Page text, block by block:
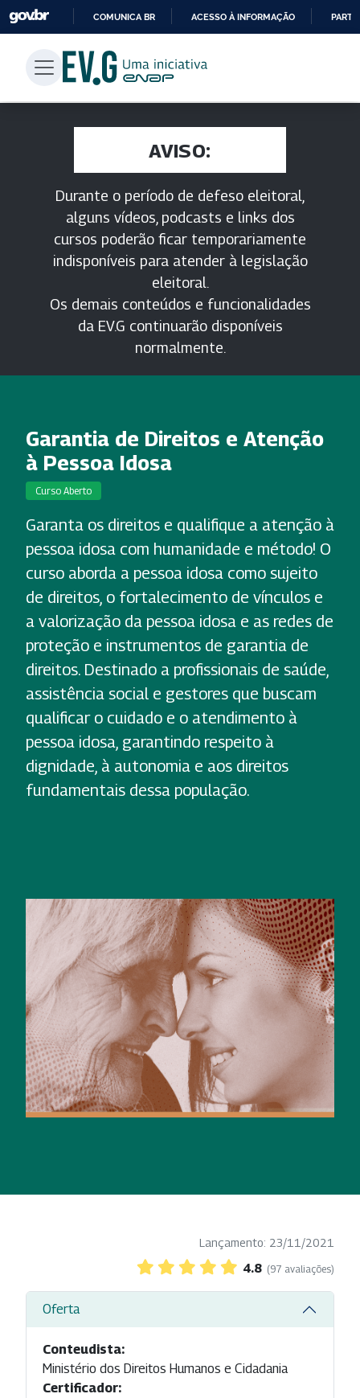
PARA
CONTEÚDO
COMUNICA BR ACESSO À INFORMAÇÃO
AVISO:
Durante o período de defeso eleitoral,
alguns vídeos, podcasts e links dos
cursos poderão ficar temporariamente
indisponíveis para atender à legislação
eleitoral.
Os demais conteúdos e funcionalidades
da EV.G continuarão disponíveis
normalmente.
Garantia de Direitos e Atenção
à Pessoa Idosa
Curso Aberto
Garanta os direitos e qualifique a atenção à
pessoa idosa com humanidade e método! O
curso aborda a pessoa idosa como sujeito
de direitos, o fortalecimento de vínculos e
a valorização da pessoa idosa e as redes de
proteção e instrumentos de garantia de
direitos. Destinado a profissionais de saúde,
assistência social e gestores que buscam
qualificar o cuidado e o atendimento à
pessoa idosa, garantindo respeito à
dignidade, à autonomia e aos direitos
fundamentais dessa população.
Lançamento: 23/11/2021
4.8 (97 avaliações)
Oferta
Conteudista:
Ministério dos Direitos Humanos e Cidadania
Certificador: